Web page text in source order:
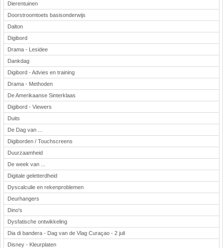
Dierentuinen
Doorstroomtoets basisonderwijs
Dalton
Digibord
Drama - Lesidee
Dankdag
Digibord - Advies en training
Drama - Methoden
De Amerikaanse Sinterklaas
Digibord - Viewers
Duits
De Dag van ...
Digiborden / Touchscreens
Duurzaamheid
De week van ...
Digitale geletterdheid
Dyscalculie en rekenproblemen
Deurhangers
Dino's
Dysfatische ontwikkeling
Dia di bandera - Dag van de Vlag Curaçao - 2 juli
Disney - Kleurplaten